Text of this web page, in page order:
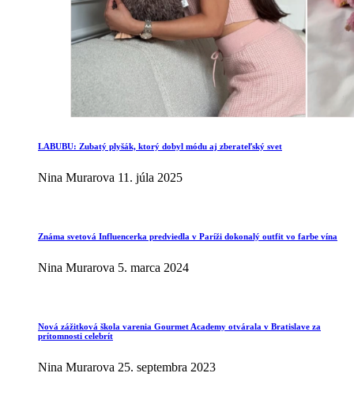
LABUBU: Zubatý plyšák, ktorý dobyl módu aj zberateľský svet
Nina Murarova 11. júla 2025
Známa svetová Influencerka predviedla v Paríži dokonalý outfit vo farbe vína
Nina Murarova 5. marca 2024
Nová zážitková škola varenia Gourmet Academy otvárala v Bratislave za
prítomnosti celebrít
Nina Murarova 25. septembra 2023